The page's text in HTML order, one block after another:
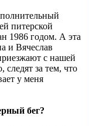
питерской
1986 годом. А эта
и Вячеслав
с нашей
следят за тем, что
у меня
бег?